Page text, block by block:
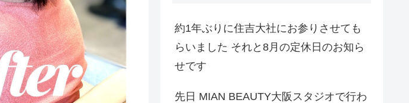
約1年ぶりに住吉大社にお参りさせても
らいました それと8月の定休日のお知ら
せです
先日 MIAN BEAUTY大阪スタジオで行わ